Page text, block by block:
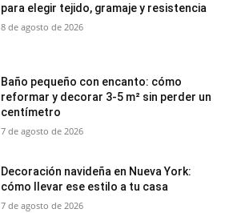
para elegir tejido, gramaje y resistencia
8 de agosto de 2026
Baño pequeño con encanto: cómo
reformar y decorar 3-5 m² sin perder un
centímetro
7 de agosto de 2026
Decoración navideña en Nueva York:
cómo llevar ese estilo a tu casa
7 de agosto de 2026